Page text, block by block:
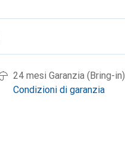
24 mesi Garanzia (Bring-in)
Condizioni di garanzia